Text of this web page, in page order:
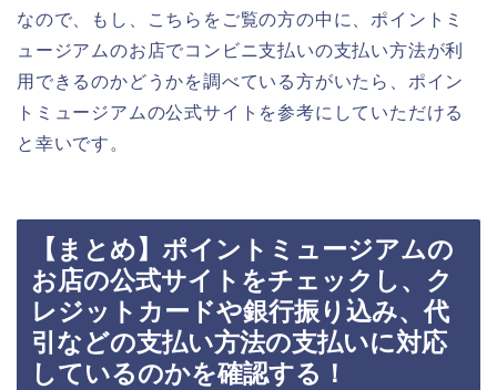
なので、もし、こちらをご覧の方の中に、ポイントミ
ュージアムのお店でコンビニ支払いの支払い方法が利
用できるのかどうかを調べている方がいたら、ポイン
トミュージアムの公式サイトを参考にしていただける
と幸いです。
【まとめ】ポイントミュージアムの
お店の公式サイトをチェックし、ク
レジットカードや銀行振り込み、代
引などの支払い方法の支払いに対応
しているのかを確認する！